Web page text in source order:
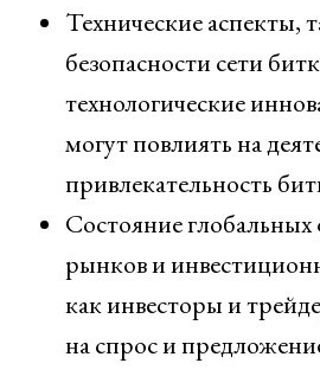
Технические аспекты,
безопасности сети
технологические
могут повлиять на
привлекательность
Состояние
рынков и
как инвесторы и
на спрос и